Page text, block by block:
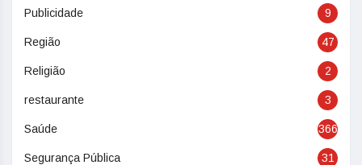
Publicidade 9
Região 47
Religião 2
restaurante 3
Saúde 366
Segurança Pública 31